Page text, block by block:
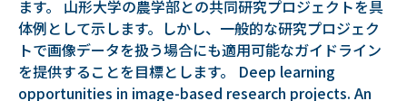
ます。 山形大学の農学部との共同研究プロジェクトを具
体例として示します。しかし、一般的な研究プロジェク
トで画像データを扱う場合にも適用可能なガイドライン
を提供することを目標とします。 Deep learning
opportunities in image-based research projects. An